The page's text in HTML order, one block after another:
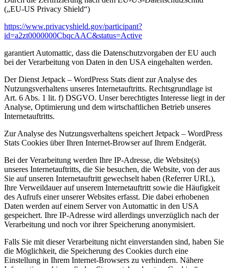
(„EU-US Privacy Shield“)
https://www.privacyshield.gov/participant?
id=a2zt0000000CbqcAAC&status=Active
garantiert Automattic, dass die Datenschutzvorgaben der EU auch
bei der Verarbeitung von Daten in den USA eingehalten werden.
Der Dienst Jetpack – WordPress Stats dient zur Analyse des
Nutzungsverhaltens unseres Internetauftritts. Rechtsgrundlage ist
Art. 6 Abs. 1 lit. f) DSGVO. Unser berechtigtes Interesse liegt in der
Analyse, Optimierung und dem wirtschaftlichen Betrieb unseres
Internetauftritts.
Zur Analyse des Nutzungsverhaltens speichert Jetpack – WordPress
Stats Cookies über Ihren Internet-Browser auf Ihrem Endgerät.
Bei der Verarbeitung werden Ihre IP-Adresse, die Website(s)
unseres Internetauftritts, die Sie besuchen, die Website, von der aus
Sie auf unseren Internetauftritt gewechselt haben (Referrer URL),
Ihre Verweildauer auf unserem Internetauftritt sowie die Häufigkeit
des Aufrufs einer unserer Websites erfasst. Die dabei erhobenen
Daten werden auf einem Server von Automattic in den USA
gespeichert. Ihre IP-Adresse wird allerdings unverzüglich nach der
Verarbeitung und noch vor ihrer Speicherung anonymisiert.
Falls Sie mit dieser Verarbeitung nicht einverstanden sind, haben Sie
die Möglichkeit, die Speicherung des Cookies durch eine
Einstellung in Ihrem Internet-Browsers zu verhindern. Nähere